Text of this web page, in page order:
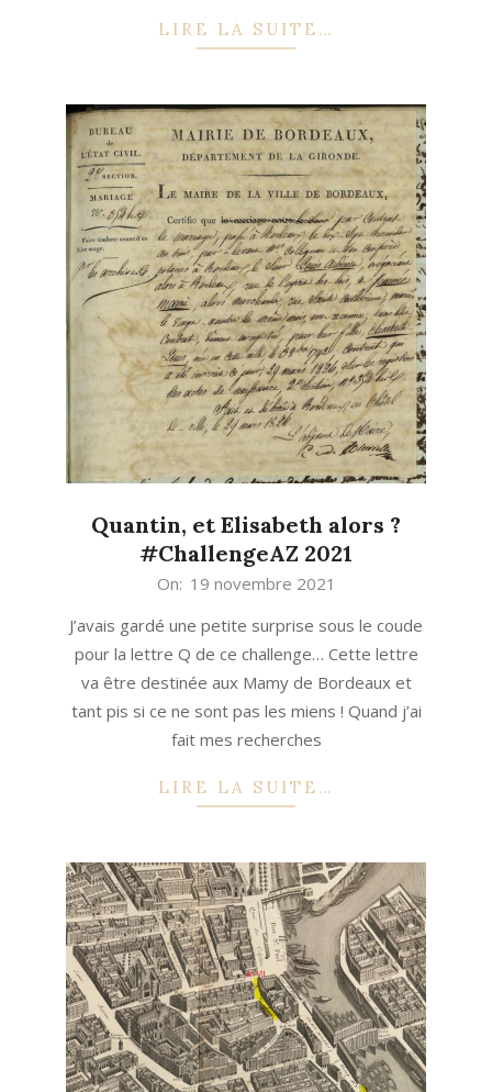
LIRE LA SUITE…
Quantin, et Elisabeth alors ?
#ChallengeAZ 2021
19
On: 19 novembre 2021
J’avais gardé une petite surprise sous le coude
pour la lettre Q de ce challenge… Cette lettre
va être destinée aux Mamy de Bordeaux et
tant pis si ce ne sont pas les miens ! Quand j’ai
fait mes recherches
LIRE LA SUITE…